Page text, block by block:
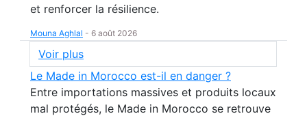
et renforcer la résilience.
Mouna Aghlal - 6 août 2026
Voir plus
Le Made in Morocco est-il en danger ?
Entre importations massives et produits locaux
mal protégés, le Made in Morocco se retrouve